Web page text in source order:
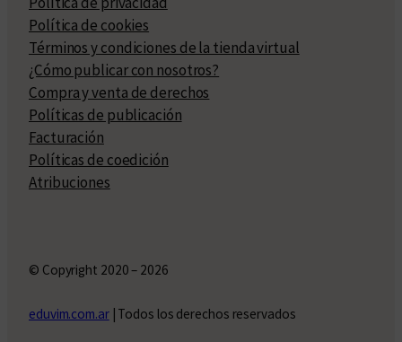
Política de cookies
Términos y condiciones de la tienda virtual
¿Cómo publicar con nosotros?
Compra y venta de derechos
Políticas de publicación
Facturación
Políticas de coedición
Atribuciones
© Copyright 2020 – 2026
eduvim.com.ar| Todos los derechos reservados